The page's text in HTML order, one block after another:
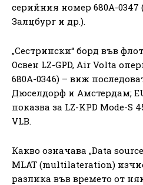
серийния номер 680A-0347
Залцбург и др.).
„Сестрински“ борд във
Освен LZ-GPD, Air Volta
680A-0346) – виж
Дюселдорф и Амстердам;
показва за LZ-KPD Mode-S
VLB.
Какво означава „Data
MLAT (multilateration)
разлика във времето от